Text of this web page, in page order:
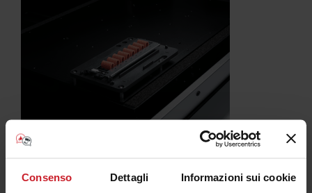
Consenso Dettagli Informazioni sui cookie